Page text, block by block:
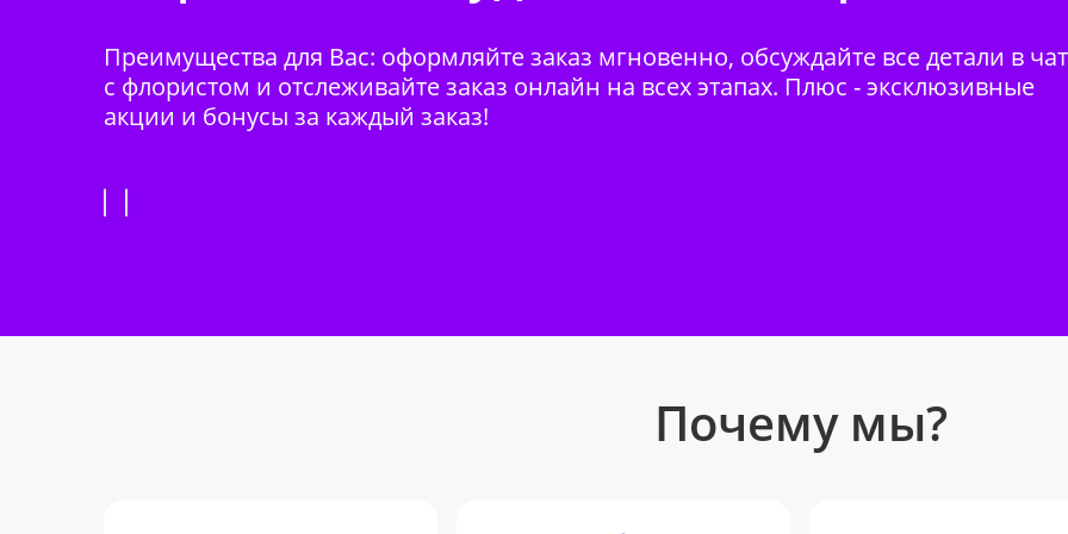
Преимущества для Вас: оформляйте заказ мгновенно, обсуждайте все детали в
с флористом и отслеживайте заказ онлайн на всех этапах. Плюс - эксклюзивные
акции и бонусы за каждый заказ!
Почему мы?